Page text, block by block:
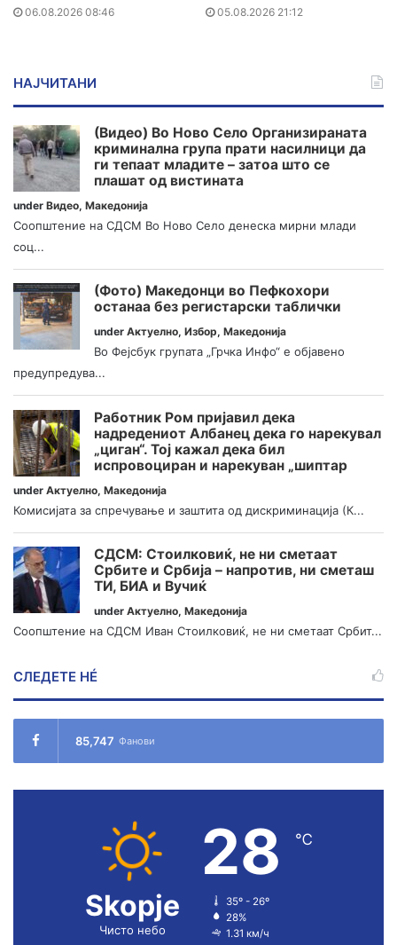
06.08.2026 08:46 05.08.2026 21:12
НАЈЧИТАНИ
(Видео) Во Ново Село Организираната
криминална група прати насилници да
ги тепаат младите – затоа што се
плашат од вистината
under Видео, Македонија
Соопштение на СДСМ Во Ново Село денеска мирни млади
соц...
(Фото) Македонци во Пефкохори
останаа без регистарски таблички
under Актуелно, Избор, Македонија
Во Фејсбук групата „Грчка Инфо“ е објавено
предупредува...
Работник Ром пријавил дека
надредениот Албанец дека го нарекувал
„циган“. Тој кажал дека бил
испровоциран и нарекуван „шиптар
under Актуелно, Македонија
Комисијата за спречување и заштита од дискриминација (К...
СДСМ: Стоилковиќ, не ни сметаат
Србите и Србија – напротив, ни сметаш
ТИ, БИА и Вучиќ
under Актуелно, Македонија
Соопштение на СДСМ Иван Стоилковиќ, не ни сметаат Србит...
СЛЕДЕТЕ НÉ
85,747 Фанови
Skopje
Чисто небо
28 ℃
35º - 26º
28%
1.31 км/ч